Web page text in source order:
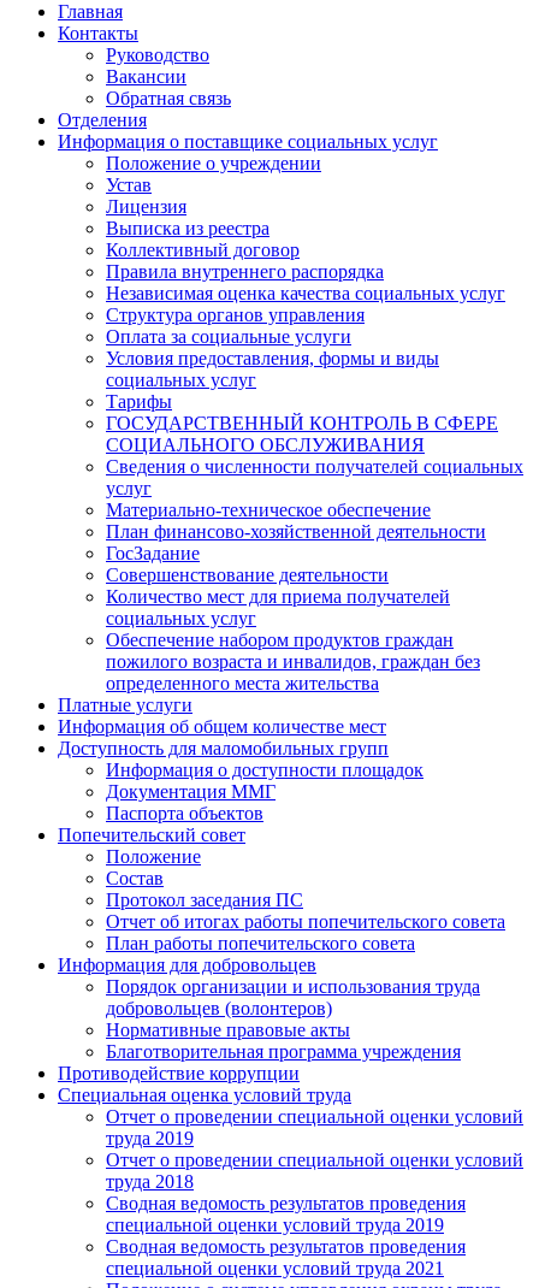
Главная
Контакты
Руководство
Вакансии
Обратная связь
Отделения
Информация о поставщике социальных услуг
Положение о учреждении
Устав
Лицензия
Выписка из реестра
Коллективный договор
Правила внутреннего распорядка
Независимая оценка качества социальных услуг
Структура органов управления
Оплата за социальные услуги
Условия предоставления, формы и виды
социальных услуг
Тарифы
ГОСУДАРСТВЕННЫЙ КОНТРОЛЬ В СФЕРЕ
СОЦИАЛЬНОГО ОБСЛУЖИВАНИЯ
Сведения о численности получателей социальных
услуг
Материально-техническое обеспечение
План финансово-хозяйственной деятельности
ГосЗадание
Совершенствование деятельности
Количество мест для приема получателей
социальных услуг
Обеспечение набором продуктов граждан
пожилого возраста и инвалидов, граждан без
определенного места жительства
Платные услуги
Информация об общем количестве мест
Доступность для маломобильных групп
Информация о доступности площадок
Документация ММГ
Паспорта объектов
Попечительский совет
Положение
Состав
Протокол заседания ПС
Отчет об итогах работы попечительского совета
План работы попечительского совета
Информация для добровольцев
Порядок организации и использования труда
добровольцев (волонтеров)
Нормативные правовые акты
Благотворительная программа учреждения
Противодействие коррупции
Специальная оценка условий труда
Отчет о проведении специальной оценки условий
труда 2019
Отчет о проведении специальной оценки условий
труда 2018
Сводная ведомость результатов проведения
специальной оценки условий труда 2019
Сводная ведомость результатов проведения
специальной оценки условий труда 2021